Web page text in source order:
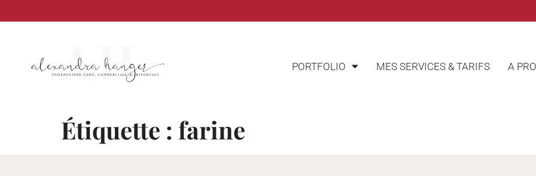
PORTFOLIO MES SERVICES & TARIFS A
Étiquette : farine